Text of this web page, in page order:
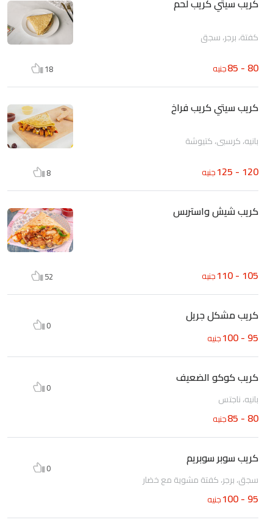
كفتة، برجر، سجق
80 - 85 جنيه 18
كريب سيتي كريب فراخ
بانيه، كرسبي، كتيوشة
120 - 125 جنيه 8
كريب شيش واستربس
105 - 110 جنيه 52
كريب مشكل جريل
95 - 100
جنيه
0
كريب كوكو الضعيف
بانيه، ناجتس
80 - 85 جنيه
0
كريب سوبر سوبريم
سجق، برجر، كفتة مشوية مع خضار
95 - 100 جنيه
0